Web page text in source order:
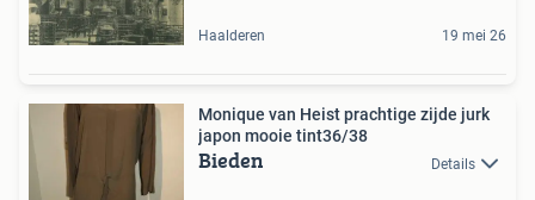
Haalderen 19 mei 26
Monique van Heist prachtige zijde jurk
japon mooie tint36/38
Bieden Details